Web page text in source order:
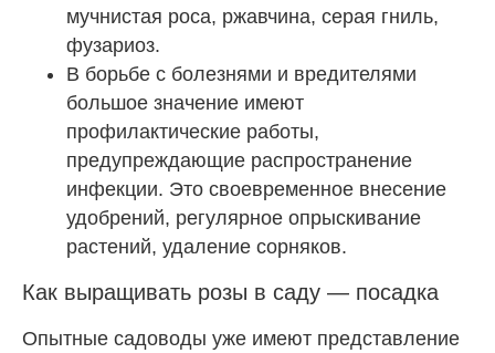
мучнистая роса, ржавчина, серая гниль,
фузариоз.
В борьбе с болезнями и вредителями
большое значение имеют
профилактические работы,
предупреждающие распространение
инфекции. Это своевременное внесение
удобрений, регулярное опрыскивание
растений, удаление сорняков.
Как выращивать розы в саду — посадка
Опытные садоводы уже имеют представление